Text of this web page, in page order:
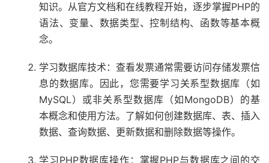
知识。从官方文档和在线教程开始，逐步掌握PHP的
语法、变量、数据类型、控制结构、函数等基本概
念。
学习数据库技术：查看发票通常需要访问存储发票信
息的数据库。因此，您需要学习关系型数据库（如
MySQL）或非关系型数据库（如MongoDB）的基
本概念和使用方法。了解如何创建数据库、表、插入
数据、查询数据、更新数据和删除数据等操作。
学习PHP数据库操作：掌握PHP与数据库之间的交